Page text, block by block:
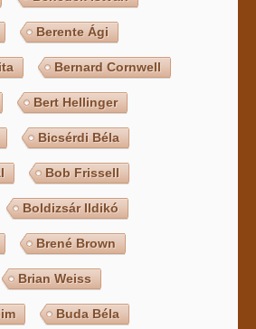
Berente Ági
Bernard Cornwell
Bert Hellinger
Bicsérdi Béla
Bob Frissell
Boldizsár Ildikó
Brené Brown
Brian Weiss
Buda Béla